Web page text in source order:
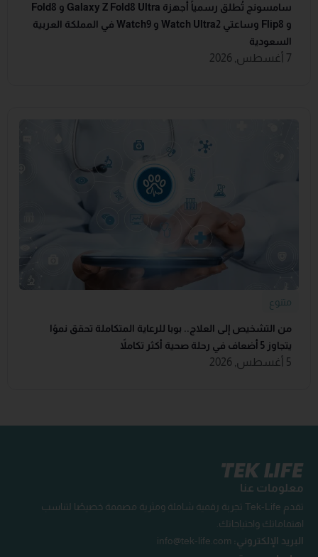
سامسونج تُطلق رسمياً أجهزة Galaxy Z Fold8 Ultra و Fold8
و Flip8 وساعتي Watch Ultra2 و Watch9 في المملكة العربية
السعودية
7 أغسطس, 2026
متنوع
من التشخيص إلى العلاج.. بوبا للرعاية المتكاملة تحقق نموًا
يتجاوز 5 أضعاف في رحلة صحية أكثر تكاملاً
5 أغسطس, 2026
معلومات عنا
تقدم Tek-Life تجربة رقمية شاملة ومثرية مصممة خصيصًا لتناسب
اهتماماتك واحتياجاتك.
البريد الإلكتروني: info@tek-life.com